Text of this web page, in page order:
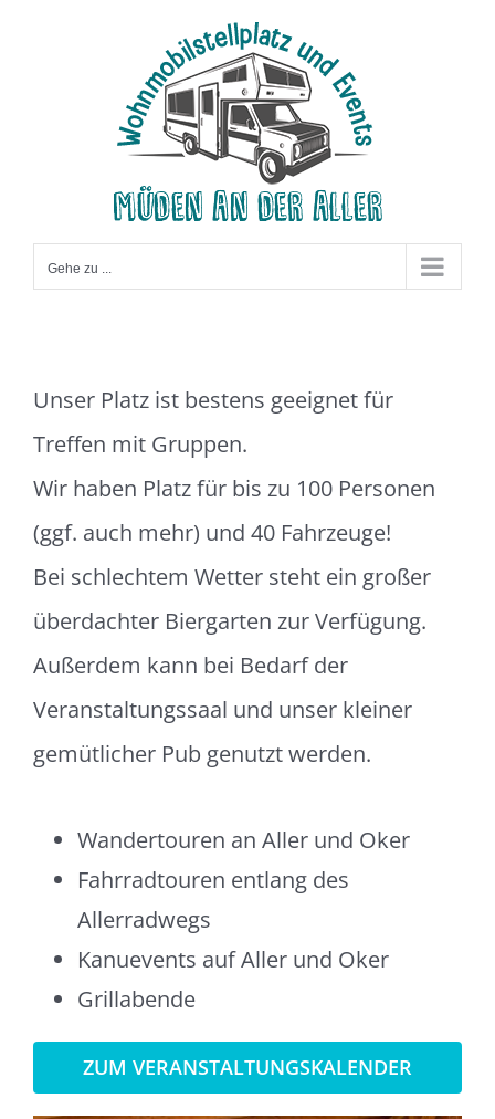
Gehe zu ...
Unser Platz ist bestens geeignet für
Treffen mit Gruppen.
Wir haben Platz für bis zu 100 Personen
(ggf. auch mehr) und 40 Fahrzeuge!
Bei schlechtem Wetter steht ein großer
überdachter Biergarten zur Verfügung.
Außerdem kann bei Bedarf der
Veranstaltungssaal und unser kleiner
gemütlicher Pub genutzt werden.
Wandertouren an Aller und Oker
Fahrradtouren entlang des
Allerradwegs
Kanuevents auf Aller und Oker
Grillabende
ZUM VERANSTALTUNGSKALENDER